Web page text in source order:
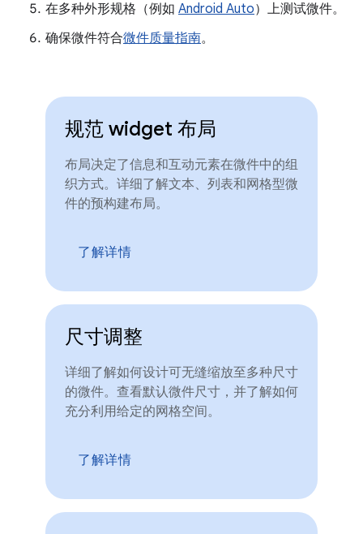
在多种外形规格（例如 Android Auto）上测试微件。
确保微件符合微件质量指南。
规范 widget 布局
布局决定了信息和互动元素在微件中的组
织方式。详细了解文本、列表和网格型微
件的预构建布局。
了解详情
尺寸调整
详细了解如何设计可无缝缩放至多种尺寸
的微件。查看默认微件尺寸，并了解如何
充分利用给定的网格空间。
了解详情